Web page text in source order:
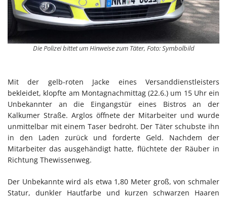
Die Polizei bittet um Hinweise zum Täter, Foto: Symbolbild
Mit der gelb-roten Jacke eines Versanddienstleisters
bekleidet, klopfte am Montagnachmittag (22.6.) um 15 Uhr ein
Unbekannter an die Eingangstür eines Bistros an der
Kalkumer Straße. Arglos öffnete der Mitarbeiter und wurde
unmittelbar mit einem Taser bedroht. Der Täter schubste ihn
in den Laden zurück und forderte Geld. Nachdem der
Mitarbeiter das ausgehändigt hatte, flüchtete der Räuber in
Richtung Thewissenweg.
Der Unbekannte wird als etwa 1,80 Meter groß, von schmaler
Statur, dunkler Hautfarbe und kurzen schwarzen Haaren